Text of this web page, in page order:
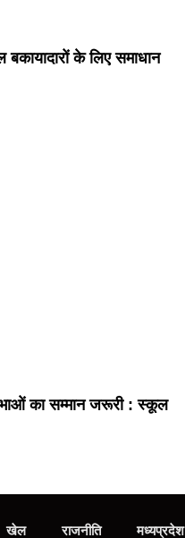
बकायादारों के लिए समाधान
का सम्मान जरूरी : स्कूल
खेल राजनीति मध्‍यप्रदेश